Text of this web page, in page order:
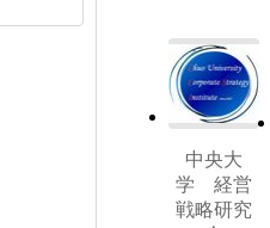
中央大
学 経営
戦略研究